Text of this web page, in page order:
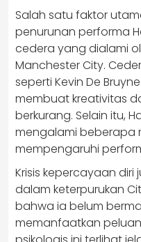
Salah satu faktor
penurunan performa
cedera yang dialami
Manchester City.
seperti Kevin De
membuat kreativitas
berkurang. Selain itu,
mengalami beberapa
mempengaruhi
Krisis kepercayaan
dalam keterpurukan
bahwa ia belum
memanfaatkan